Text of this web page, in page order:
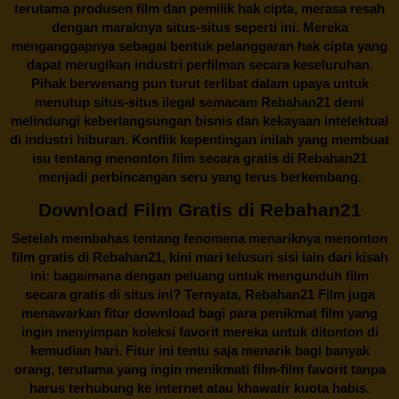
terutama produsen film dan pemilik hak cipta, merasa resah
dengan maraknya situs-situs seperti ini. Mereka
menganggapnya sebagai bentuk pelanggaran hak cipta yang
dapat merugikan industri perfilman secara keseluruhan.
Pihak berwenang pun turut terlibat dalam upaya untuk
menutup situs-situs ilegal semacam Rebahan21 demi
melindungi keberlangsungan bisnis dan kekayaan intelektual
di industri hiburan. Konflik kepentingan inilah yang membuat
isu tentang menonton film secara gratis di Rebahan21
menjadi perbincangan seru yang terus berkembang.
Download Film Gratis di Rebahan21
Setelah membahas tentang fenomena menariknya menonton
film gratis di Rebahan21, kini mari telusuri sisi lain dari kisah
ini: bagaimana dengan peluang untuk mengunduh film
secara gratis di situs ini? Ternyata, Rebahan21 Film juga
menawarkan fitur download bagi para penikmat film yang
ingin menyimpan koleksi favorit mereka untuk ditonton di
kemudian hari. Fitur ini tentu saja menarik bagi banyak
orang, terutama yang ingin menikmati film-film favorit tanpa
harus terhubung ke internet atau khawatir kuota habis.